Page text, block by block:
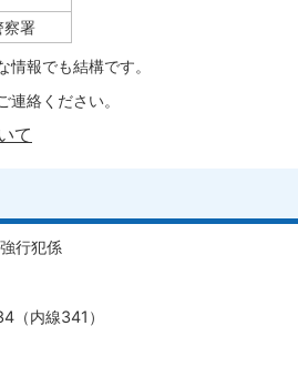
察署
情報でも結構です。
連絡ください。
て
行犯係
内線341）